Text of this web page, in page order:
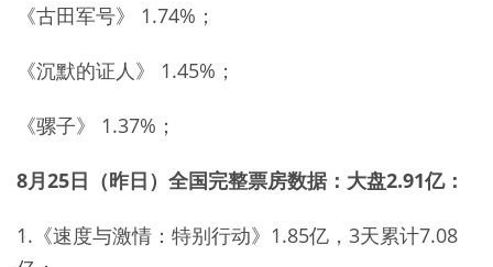
《古田军号》 1.74%；
《沉默的证人》 1.45%；
《骡子》 1.37%；
8月25日（昨日）全国完整票房数据：大盘2.91亿：
1.《速度与激情：特别行动》1.85亿，3天累计7.08